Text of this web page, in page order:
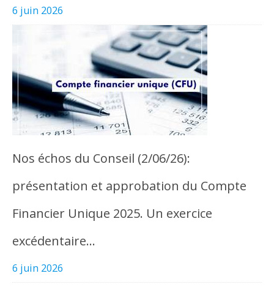
6 juin 2026
Nos échos du Conseil (2/06/26):
présentation et approbation du Compte
Financier Unique 2025. Un exercice
excédentaire…
6 juin 2026